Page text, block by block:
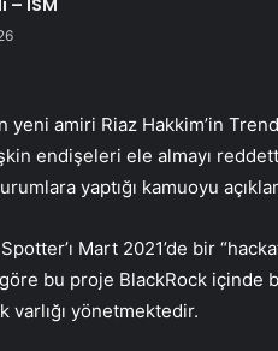
– ISM
yeni amiri Riaz Hakkim’in
endişeleri ele almayı
yaptığı kamuoyu
Mart 2021’de bir
bu proje BlackRock içinde
varlığı yönetmektedir.